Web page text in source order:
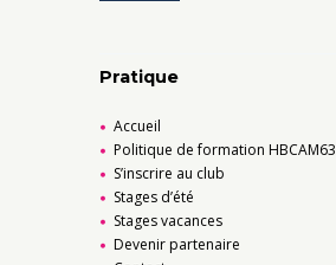
Pratique
Accueil
Politique de formation HBCAM63
S’inscrire au club
Stages d’été
Stages vacances
Devenir partenaire